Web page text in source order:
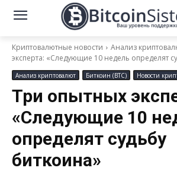
Криптовалютные новости Анализ
эксперта: «Следующие 10 недель определят
Анализ криптовалют Биткоин (BTC) Новости
Три опытных
«Следующие 10
определят судьбу
биткоина»